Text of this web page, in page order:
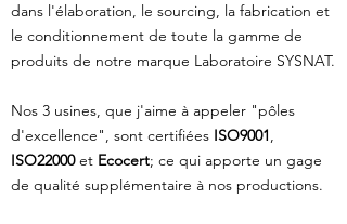
dans l'élaboration, le sourcing, la fabrication et
le conditionnement de toute la gamme de
produits de notre marque Laboratoire SYSNAT.
Nos 3 usines, que j'aime à appeler "pôles
d'excellence", sont certifiées ISO9001,
ISO22000et Ecocert; ce qui apporte un gage
de qualité supplémentaire à nos productions.